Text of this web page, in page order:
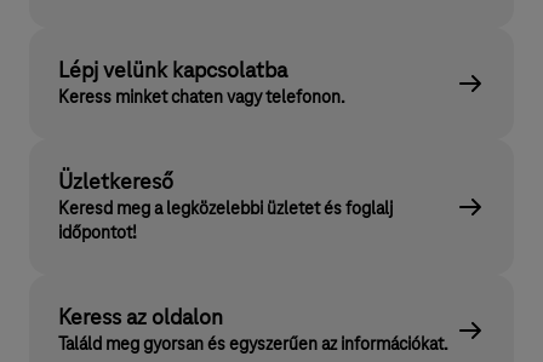
Lépj velünk kapcsolatba
Keress minket chaten vagy telefonon.
Üzletkereső
Keresd meg a legközelebbi üzletet és foglalj
időpontot!
Keress az oldalon
Találd meg gyorsan és egyszerűen az információkat.